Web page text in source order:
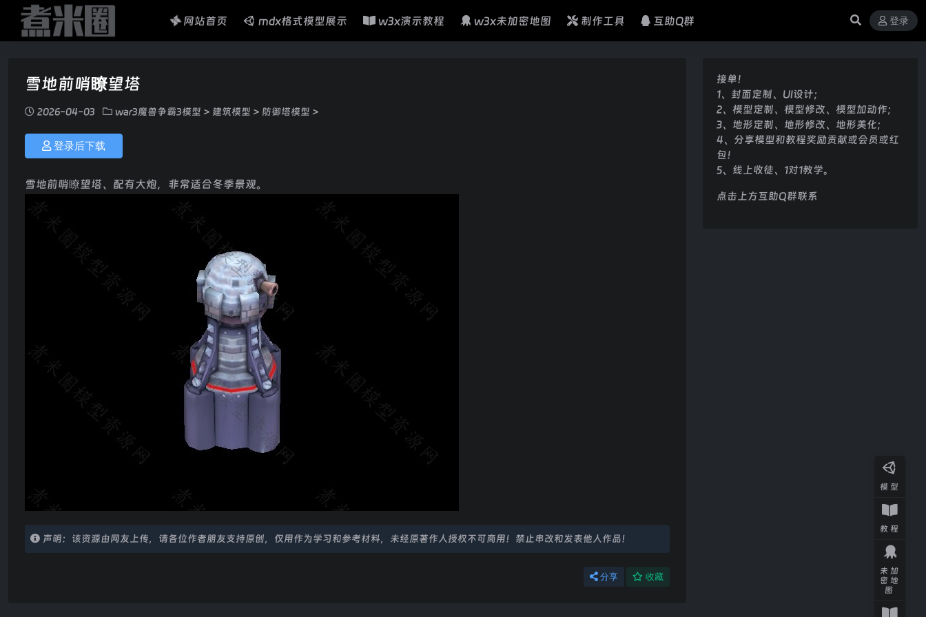
网站首页 mdx格式模型展示 w3x演示教程 w3x未加密地图 制作工具 互助Q群 登录
雪地前哨瞭望塔
2026-04-03 war3魔兽争霸3模型 > 建筑模型 > 防御塔模型 >
登录后下载
雪地前哨瞭望塔、配有大炮，非常适合冬季景观。
声明：该资源由网友上传，请各位作者朋友支持原创，仅用作为学习和参考材料，未经原著作人授权不可商用！禁止串改和发表他人作品！
分享 收藏
接单！
1、封面定制、UI设计；
2、模型定制、模型修改、模型加动作；
3、地形定制、地形修改、地形美化；
4、分享模型和教程奖励贡献或会员或红
包！
5、线上收徒、1对1教学。
点击上方互助Q群联系
模型
教程
未加
密地
图